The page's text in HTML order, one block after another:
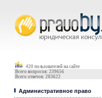
420 пользователей на сайте
Всего вопросов: 239656
Всего ответов: 283622
Административное право